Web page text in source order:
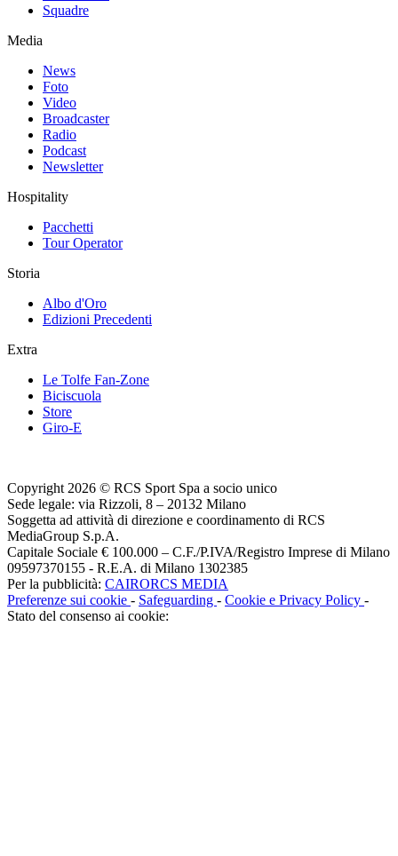
Squadre
Media
News
Foto
Video
Broadcaster
Radio
Podcast
Newsletter
Hospitality
Pacchetti
Tour Operator
Storia
Albo d'Oro
Edizioni Precedenti
Extra
Le Tolfe Fan-Zone
Biciscuola
Store
Giro-E
Copyright 2026 © RCS Sport Spa a socio unico
Sede legale: via Rizzoli, 8 – 20132 Milano
Soggetta ad attività di direzione e coordinamento di RCS
MediaGroup S.p.A.
Capitale Sociale € 100.000 – C.F./P.IVA/Registro Imprese di Milano
09597370155 - R.E.A. di Milano 1302385
Per la pubblicità: CAIRORCS MEDIA
Preferenze sui cookie - Safeguarding - Cookie e Privacy Policy -
Stato del consenso ai cookie: